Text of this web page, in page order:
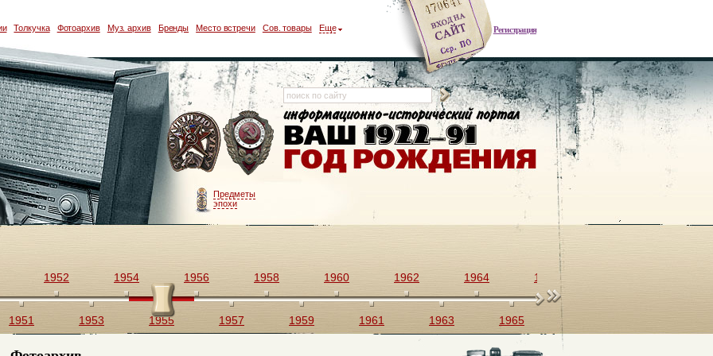
Регистрация
Толкучка Фотоархив Муз. архив Бренды Место встречи Сов. товары Еще
Предметы
эпохи
1951
1952
1953
1954
1955
1956
1957
1958
1959
1960
1961
1962
1963
1964
1965
1966